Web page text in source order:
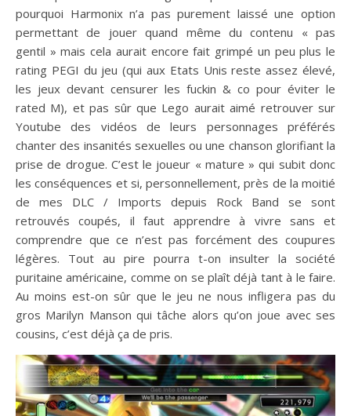
pourquoi Harmonix n’a pas purement laissé une option
permettant de jouer quand même du contenu « pas
gentil » mais cela aurait encore fait grimpé un peu plus le
rating PEGI du jeu (qui aux Etats Unis reste assez élevé,
les jeux devant censurer les fuckin & co pour éviter le
rated M), et pas sûr que Lego aurait aimé retrouver sur
Youtube des vidéos de leurs personnages préférés
chanter des insanités sexuelles ou une chanson glorifiant la
prise de drogue. C’est le joueur « mature » qui subit donc
les conséquences et si, personnellement, près de la moitié
de mes DLC / Imports depuis Rock Band se sont
retrouvés coupés, il faut apprendre à vivre sans et
comprendre que ce n’est pas forcément des coupures
légères. Tout au pire pourra t-on insulter la société
puritaine américaine, comme on se plaît déjà tant à le faire.
Au moins est-on sûr que le jeu ne nous infligera pas du
gros Marilyn Manson qui tâche alors qu’on joue avec ses
cousins, c’est déjà ça de pris.